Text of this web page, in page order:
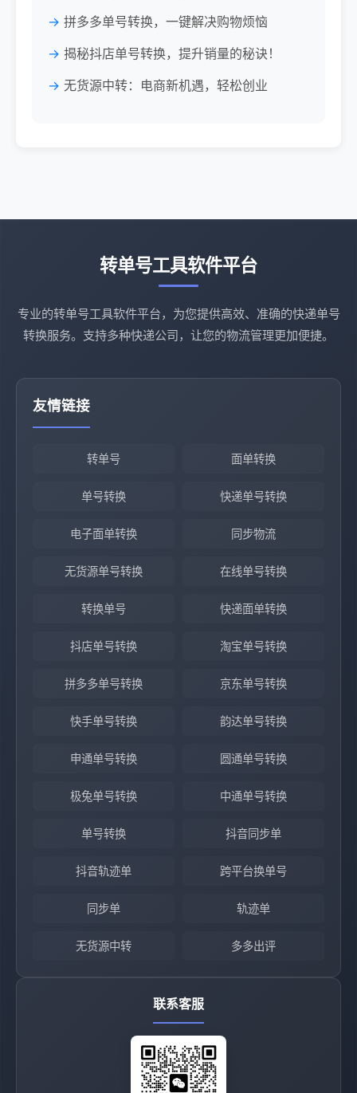
拼多多单号转换，一键解决购物烦恼
揭秘抖店单号转换，提升销量的秘诀！
无货源中转：电商新机遇，轻松创业
转单号工具软件平台
专业的转单号工具软件平台，为您提供高效、准确的快递单号
转换服务。支持多种快递公司，让您的物流管理更加便捷。
友情链接
转单号 面单转换
单号转换 快递单号转换
电子面单转换 同步物流
无货源单号转换 在线单号转换
转换单号 快递面单转换
抖店单号转换 淘宝单号转换
拼多多单号转换 京东单号转换
快手单号转换 韵达单号转换
申通单号转换 圆通单号转换
极兔单号转换 中通单号转换
单号转换 抖音同步单
抖音轨迹单 跨平台换单号
同步单 轨迹单
无货源中转 多多出评
联系客服